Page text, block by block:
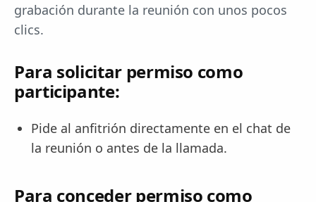
grabación durante la reunión con unos pocos
clics.
Para solicitar permiso como
participante:
Pide al anfitrión directamente en el chat de
la reunión o antes de la llamada.
Para conceder permiso como